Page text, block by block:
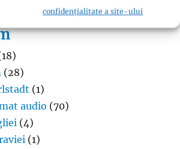
confidențialitate a site-ului
(28)
(1)
audio (70)
(4)
(1)